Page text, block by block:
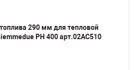
290 мм для тепловой
PH 400 арт.02AC510